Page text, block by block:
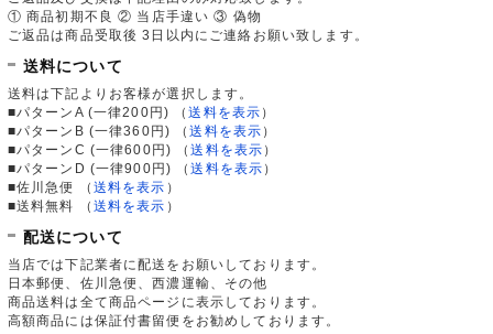
① 商品初期不良 ② 当店手違い ③ 偽物
ご返品は商品受取後 3日以内にご連絡お願い致します。
送料について
送料は下記よりお客様が選択します。
■パターンA (一律200円)
（送料を表示 ）
■パターンB (一律360円)
（送料を表示 ）
■パターンC (一律600円)
（送料を表示 ）
■パターンD (一律900円)
（送料を表示 ）
■佐川急便
（ 送料を表示 ）
■送料無料
（ 送料を表示 ）
配送について
当店では下記業者に配送をお願いしております。
日本郵便、佐川急便、西濃運輸、その他
商品送料は全て商品ページに表示しております。
高額商品には保証付書留便をお勧めしております。